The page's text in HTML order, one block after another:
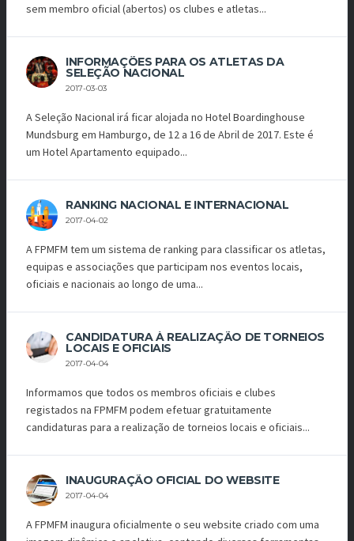
sem membro oficial (abertos) os clubes e atletas...
INFORMAÇÕES PARA OS ATLETAS DA
SELEÇÃO NACIONAL
2017-03-03
A Seleção Nacional irá ficar alojada no Hotel Boardinghouse
Mundsburg em Hamburgo, de 12 a 16 de Abril de 2017. Este é
um Hotel Apartamento equipado...
RANKING NACIONAL E INTERNACIONAL
2017-04-02
A FPMFM tem um sistema de ranking para classificar os atletas,
equipas e associações que participam nos eventos locais,
oficiais e nacionais ao longo de uma...
CANDIDATURA À REALIZAÇÃO DE TORNEIOS
LOCAIS E OFICIAIS
2017-04-04
Informamos que todos os membros oficiais e clubes
registados na FPMFM podem efetuar gratuitamente
candidaturas para a realização de torneios locais e oficiais...
INAUGURAÇÃO OFICIAL DO WEBSITE
2017-04-04
A FPMFM inaugura oficialmente o seu website criado com uma